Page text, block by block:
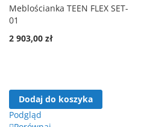
Meblościanka TEEN FLEX SET-
01
2 903,00 zł
Dodaj do koszyka
Podgląd